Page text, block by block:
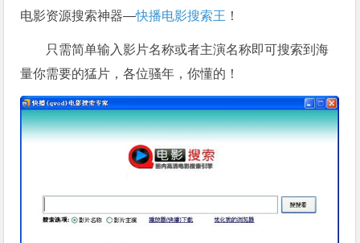
电影资源搜索神器—快播电影搜索王 ！
只需简单输入影片名称或者主演名称即可搜索到海
量你需要的猛片，各位骚年，你懂的！